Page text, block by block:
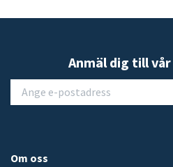
Anmäl dig till
Om oss